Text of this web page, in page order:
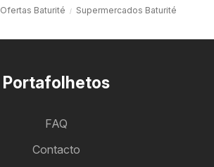
Ofertas Baturité Supermercados Baturité
Portafolhetos
FAQ
Contacto